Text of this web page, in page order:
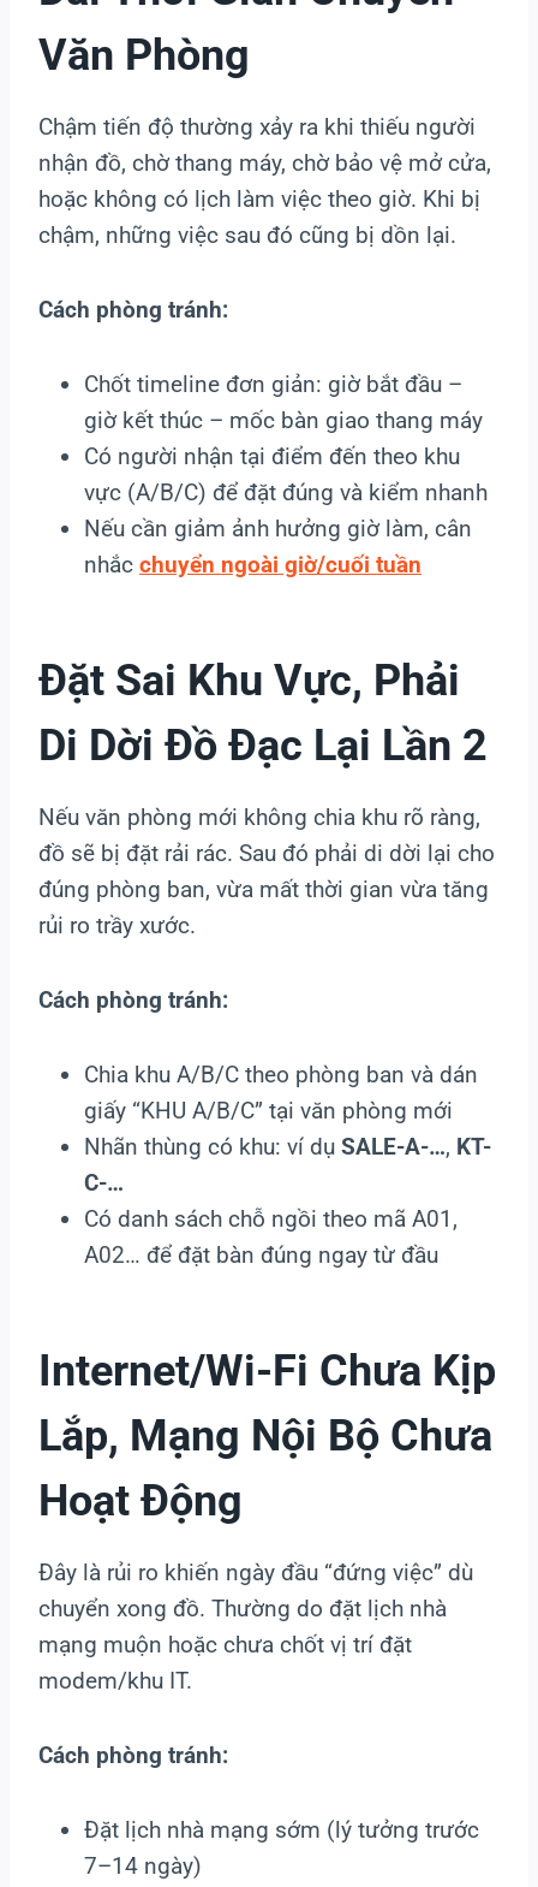
Văn Phòng
Chậm tiến độ thường xảy ra khi thiếu người
nhận đồ, chờ thang máy, chờ bảo vệ mở cửa,
hoặc không có lịch làm việc theo giờ. Khi bị
chậm, những việc sau đó cũng bị dồn lại.
Cách phòng tránh:
Chốt timeline đơn giản: giờ bắt đầu –
giờ kết thúc – mốc bàn giao thang máy
Có người nhận tại điểm đến theo khu
vực (A/B/C) để đặt đúng và kiểm nhanh
Nếu cần giảm ảnh hưởng giờ làm, cân
nhắc chuyển ngoài giờ/cuối tuần
Đặt Sai Khu Vực, Phải
Di Dời Đồ Đạc Lại Lần 2
Nếu văn phòng mới không chia khu rõ ràng,
đồ sẽ bị đặt rải rác. Sau đó phải di dời lại cho
đúng phòng ban, vừa mất thời gian vừa tăng
rủi ro trầy xước.
Cách phòng tránh:
Chia khu A/B/C theo phòng ban và dán
giấy “KHU A/B/C” tại văn phòng mới
Nhãn thùng có khu: ví dụ SALE-A-…, KT-
C-…
Có danh sách chỗ ngồi theo mã A01,
A02… để đặt bàn đúng ngay từ đầu
Internet/Wi-Fi Chưa Kịp
Lắp, Mạng Nội Bộ Chưa
Hoạt Động
Đây là rủi ro khiến ngày đầu “đứng việc” dù
chuyển xong đồ. Thường do đặt lịch nhà
mạng muộn hoặc chưa chốt vị trí đặt
modem/khu IT.
Cách phòng tránh:
Đặt lịch nhà mạng sớm (lý tưởng trước
7–14 ngày)